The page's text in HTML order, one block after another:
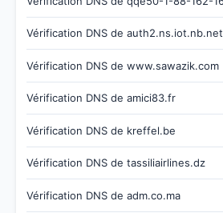
Vérification DNS de auth2.ns.iot.nb.net
Vérification DNS de www.sawazik.com
Vérification DNS de amici83.fr
Vérification DNS de kreffel.be
Vérification DNS de tassiliairlines.dz
Vérification DNS de adm.co.ma